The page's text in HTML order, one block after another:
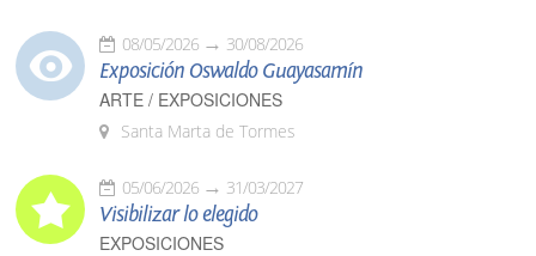
08/05/2026 30/08/2026
Exposición Oswaldo Guayasamín
ARTE / EXPOSICIONES
Santa Marta de Tormes
05/06/2026 31/03/2027
Visibilizar lo elegido
EXPOSICIONES